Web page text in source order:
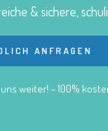
& sichere,
ANFRAGEN
weiter! – 100%